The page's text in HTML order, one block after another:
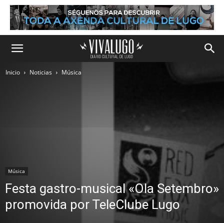
Inicio Noticias Música
Música
Festa gastro-musical «Ola Setembro»
promovida por TeleClube Lugo